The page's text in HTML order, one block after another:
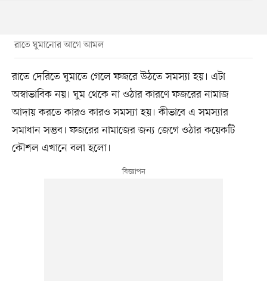
রাতে ঘুমানোর আগে আমল
রাতে দেরিতে ঘুমাতে গেলে ফজরে উঠতে সমস্যা হয়। এটা
অস্বাভাবিক নয়। ঘুম থেকে না ওঠার কারণে ফজরের নামাজ
আদায় করতে কারও কারও সমস্যা হয়। কীভাবে এ সমস্যার
সমাধান সম্ভব। ফজরের নামাজের জন্য জেগে ওঠার কয়েকটি
কৌশল এখানে বলা হলো।